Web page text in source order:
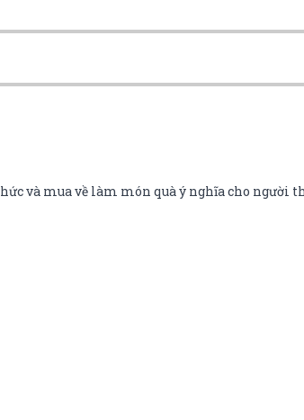
và mua về làm món quà ý nghĩa cho người